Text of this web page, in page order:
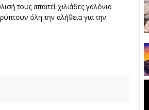
τους απαιτεί χιλιάδες γαλόνια
όλη την αλήθεια για την